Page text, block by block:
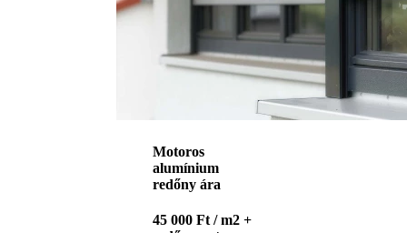
Motoros
alumínium
redőny ára
45 000 Ft / m2 +